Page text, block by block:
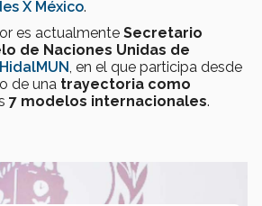
X México.
es actualmente Secretario
de Naciones Unidas de
HidalMUN, en el que participa desde
de una trayectoria como
7 modelos internacionales.